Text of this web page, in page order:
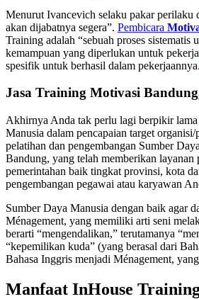
Menurut Ivancevich selaku pakar perilaku
akan dijabatnya segera”. Pembicara
Training adalah “sebuah proses
kemampuan yang diperlukan untuk
spesifik untuk berhasil dalam pekerjaannya.
Jasa Training Motivasi
Akhirnya Anda tak perlu lagi berpikir
Manusia dalam pencapaian target
pelatihan dan pengembangan Sumber
Bandung, yang telah memberikan
pemerintahan baik tingkat provinsi, kota
pengembangan pegawai atau karyawan
Sumber Daya Manusia dengan baik agar
Ménagement, yang memiliki arti seni
berarti “mengendalikan,” terutamanya
“kepemilikan kuda” (yang berasal dari
Bahasa Inggris menjadi Ménagement,
Manfaat InHouse